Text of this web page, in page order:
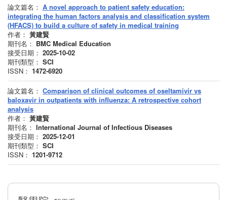
論文篇名： A novel approach to patient safety education:
integrating the human factors analysis and classification system
(HFACS) to build a culture of safety in medical training
作者： 黃建賢
期刊名： BMC Medical Education
接受日期： 2025-10-02
期刊類型： SCI
ISSN： 1472-6920
論文篇名： Comparison of clinical outcomes of oseltamivir vs
baloxavir in outpatients with influenza: A retrospective cohort
analysis
作者： 黃建賢
期刊名： International Journal of Infectious Diseases
接受日期： 2025-12-01
期刊類型： SCI
ISSN： 1201-9712